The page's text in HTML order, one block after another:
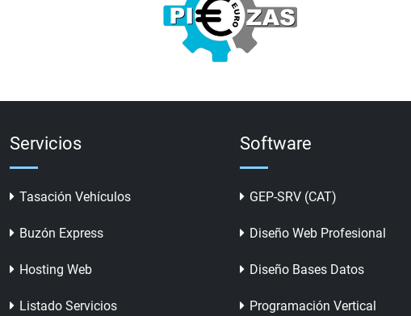
Servicios
Tasación Vehículos
Buzón Express
Hosting Web
Listado Servicios
Software
GEP-SRV (CAT)
Diseño Web Profesional
Diseño Bases Datos
Programación Vertical